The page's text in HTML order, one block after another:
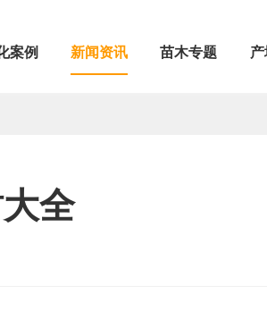
案例 新闻资讯 苗木专题
全